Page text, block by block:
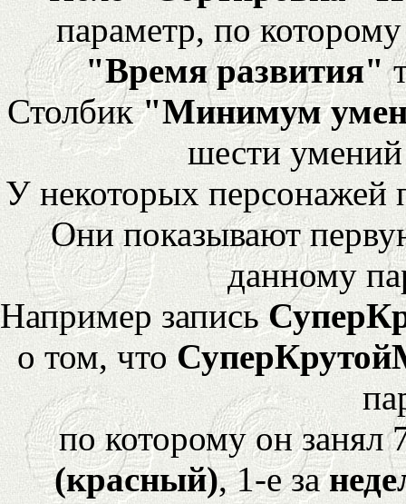
параметр, по
"Время развития"
Столбик"Минимум
шести
У некоторых персонажей
Они показывают
данному
Например запись
о том, что
по которому он
(красный), 1-е за